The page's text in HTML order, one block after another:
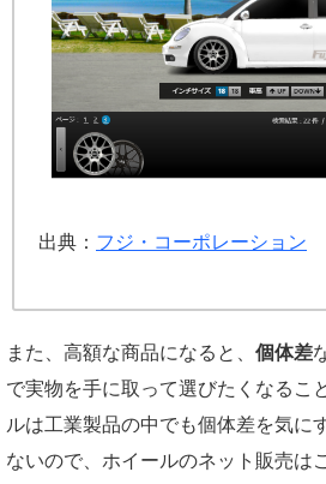
出典： フジ・コーポレーション
また、高額な商品になると、 個体差
で実物を手に取って選びたくなるこ
ルは工業製品の中でも個体差を気に
ないので、ホイールのネット販売は